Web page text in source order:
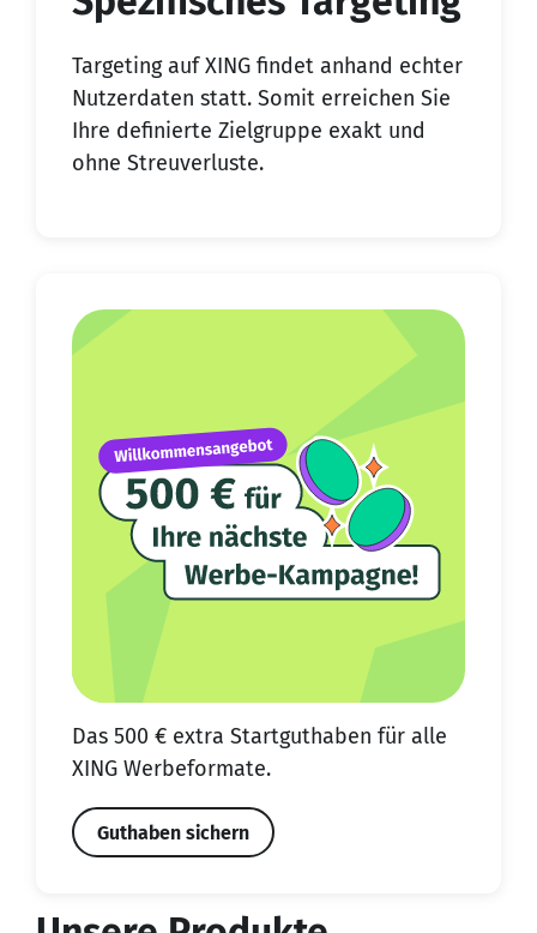
Targeting auf XING findet anhand echter
Nutzerdaten statt. Somit erreichen Sie
Ihre definierte Zielgruppe exakt und
ohne Streuverluste.
Das 500 € extra Start­guthaben für alle
XING Werbeformate.
Guthaben sichern